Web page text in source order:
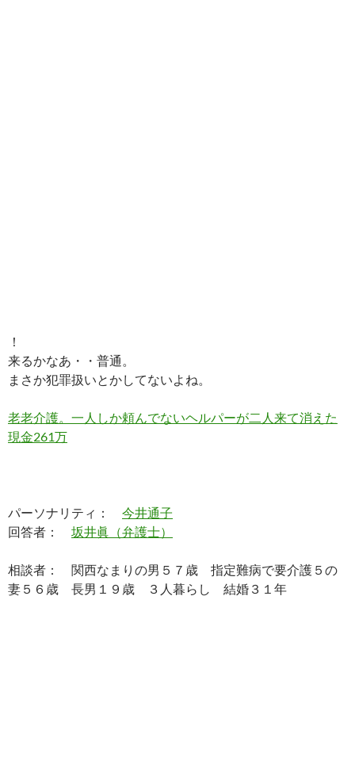
！
来るかなあ・・普通。
まさか犯罪扱いとかしてないよね。
老老介護。一人しか頼んでないヘルパーが二人来て消えた
現金261万
パーソナリティ： 今井通子
回答者： 坂井眞（弁護士）
相談者： 関西なまりの男５７歳 指定難病で要介護５の
妻５６歳 長男１９歳 ３人暮らし 結婚３１年